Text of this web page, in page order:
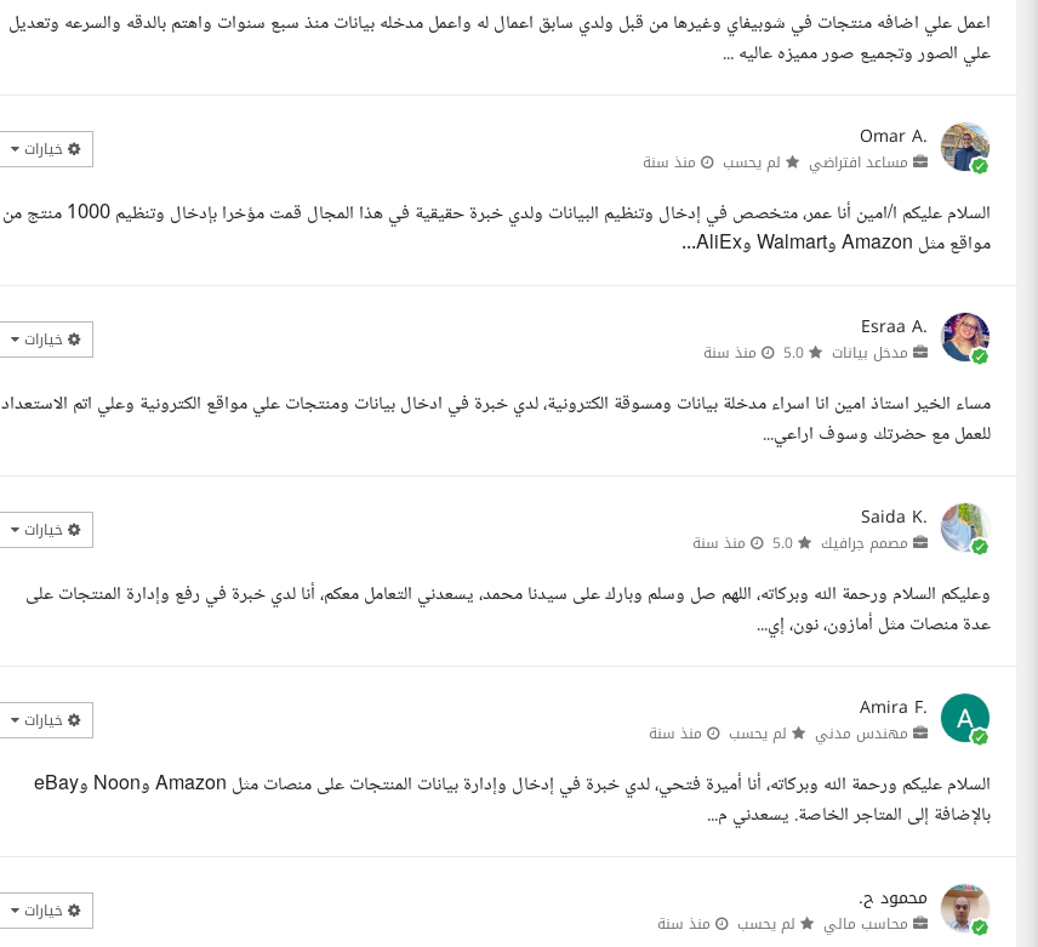
اعمل علي اضافه منتجات في شوبيفاي وغيرها من قبل ولدي سابق اعمال له واعمل مدخله بيانات منذ سبع سنوات واهتم بالدقه والسرعه وتعديل
علي الصور وتجميع صور مميزه عاليه ...
Omar A.
مساعد افتراضي لم يحسب منذ سنة خيارات
السلام عليكم ا/امين أنا عمر، متخصص في إدخال وتنظيم البيانات ولدي خبرة حقيقية في هذا المجال قمت مؤخرا بإدخال وتنظيم 1000 منتج من
مواقع مثل Amazon وWalmart وAliEx...
Esraa A.
مدخل بيانات منذ سنة خيارات
مساء الخير استاذ امين انا اسراء مدخلة بيانات ومسوقة الكترونية، لدي خبرة في ادخال بيانات ومنتجات علي مواقع الكترونية وعلي اتم الاستعداد
للعمل مع حضرتك وسوف اراعي...
Saida K.
مصمم جرافيك منذ سنة خيارات
وعليكم السلام ورحمة الله وبركاته، اللهم صل وسلم وبارك على سيدنا محمد، يسعدني التعامل معكم، أنا لدي خبرة في رفع وإدارة المنتجات على
عدة منصات مثل أمازون، نون، إي...
Amira F.
مهندس مدني لم يحسب منذ سنة خيارات
السلام عليكم ورحمة الله وبركاته، أنا أميرة فتحي، لدي خبرة في إدخال وإدارة بيانات المنتجات على منصات مثل Amazon وNoon وeBay
بالإضافة إلى المتاجر الخاصة. يسعدني م...
محمود ح.
محاسب مالي لم يحسب منذ سنة خيارات